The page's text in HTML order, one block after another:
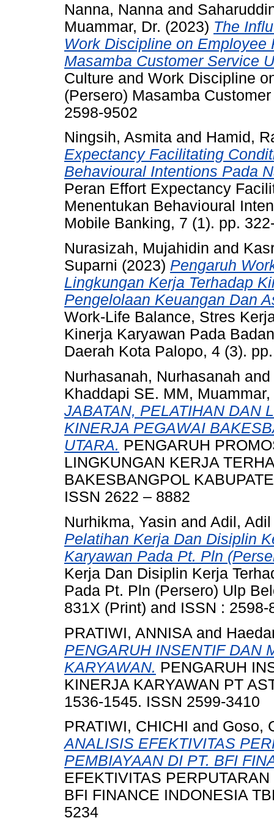
Nanna, Nanna and
Muammar, Dr. (2023) The
Work Discipline on Employee
Masamba Customer Service
Culture and Work Discipline
(Persero) Masamba
2598-9502
Ningsih, Asmita and Hamid,
Expectancy Facilitating
Behavioural Intentions Pada
Peran Effort Expectancy
Menentukan Behavioural
Mobile Banking, 7 (1). pp.
Nurasizah, Mujahidin and
Suparni (2023) Pengaruh
Lingkungan Kerja Terhadap
Pengelolaan Keuangan Dan
Work-Life Balance, Stres
Kinerja Karyawan Pada
Daerah Kota Palopo, 4 (3).
Nurhasanah, Nurhasanah and
Khaddapi SE. MM, Muammar,
JABATAN, PELATIHAN DAN
KINERJA PEGAWAI
UTARA. PENGARUH
LINGKUNGAN KERJA
BAKESBANGPOL
ISSN 2622 – 8882
Nurhikma, Yasin and Adil, Adil
Pelatihan Kerja Dan Disiplin
Karyawan Pada Pt. Pln
Kerja Dan Disiplin Kerja
Pada Pt. Pln (Persero) Ulp
831X (Print) and ISSN : 2598-
PRATIWI, ANNISA and
PENGARUH INSENTIF DAN
KARYAWAN. PENGARUH
KINERJA KARYAWAN PT
1536-1545. ISSN 2599-3410
PRATIWI, CHICHI and Goso,
ANALISIS EFEKTIVITAS
PEMBIAYAAN DI PT. BFI
EFEKTIVITAS
BFI FINANCE INDONESIA
5234